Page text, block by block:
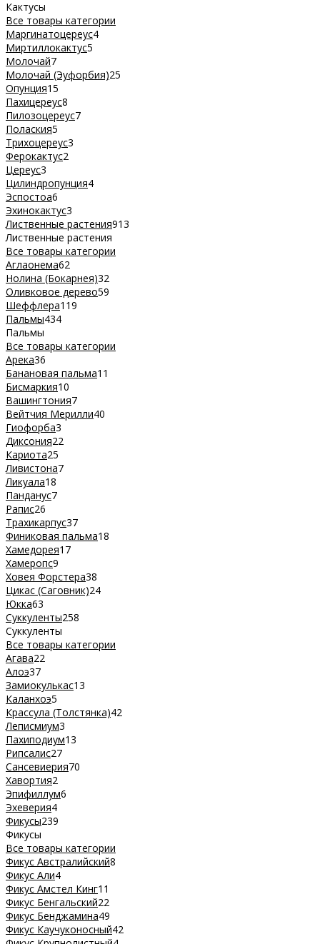
Кактусы
Все товары категории
Маргинатоцереус4
Миртиллокактус5
Молочай7
Молочай (Эуфорбия)25
Опунция15
Пахицереус8
Пилозоцереус7
Полаския5
Трихоцереус3
Ферокактус2
Цереус3
Цилиндропунция4
Эспостоа6
Эхинокактус3
Лиственные растения913
Лиственные растения
Все товары категории
Аглаонема62
Нолина (Бокарнея)32
Оливковое дерево59
Шеффлера119
Пальмы434
Пальмы
Все товары категории
Арека36
Банановая пальма11
Бисмаркия10
Вашингтония7
Вейтчия Мерилли40
Гиофорба3
Диксония22
Кариота25
Ливистона7
Ликуала18
Панданус7
Рапис26
Трахикарпус37
Финиковая пальма18
Хамедорея17
Хамеропс9
Ховея Форстера38
Цикас (Саговник)24
Юкка63
Суккуленты258
Суккуленты
Все товары категории
Агава22
Алоэ37
Замиокулькас13
Каланхоэ5
Крассула (Толстянка)42
Леписмиум3
Пахиподиум13
Рипсалис27
Сансевиерия70
Хавортия2
Эпифиллум6
Эхеверия4
Фикусы239
Фикусы
Все товары категории
Фикус Австралийский8
Фикус Али4
Фикус Амстел Кинг11
Фикус Бенгальский22
Фикус Бенджамина49
Фикус Каучуконосный42